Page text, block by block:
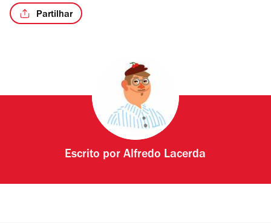
Partilhar
Escrito porAlfredo Lacerda